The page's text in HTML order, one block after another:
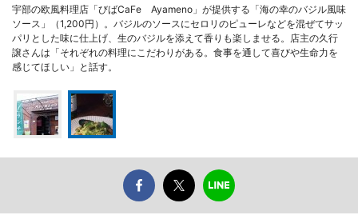
宇部の欧風料理店「びばCaFe Ayameno」が提供する「海の幸のバジル風味
ソース」（1,200円）。バジルのソースにセロリのピューレなどを混ぜてサッ
パリとした味に仕上げ、生のバジルを添えて香りも楽しませる。店主の久行
譲さんは「それぞれの料理にこだわりがある。食事を通して喜びや生命力を
感じてほしい」と話す。